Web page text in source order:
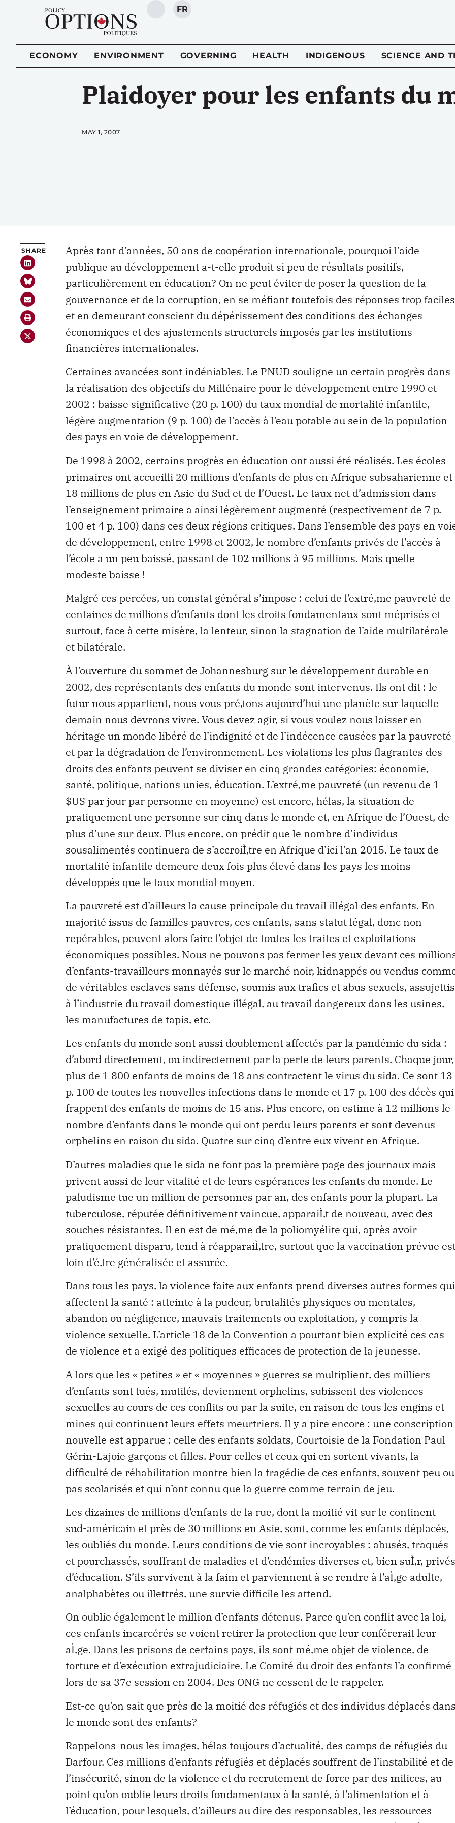
SEARCH
FR
ECONOMY ENVIRONMENT GOVERNING HEALTH INDIGENOUS SCIENCE AND
Plaidoyer pour les enfants du
MAY 1, 2007
SHARE
Après tant d’années, 50 ans de coopération internationale, pourquoi l’aide
publique au développement a-t-elle produit si peu de résultats positifs,
particulièrement en éducation? On ne peut éviter de poser la question de la
gouvernance et de la corruption, en se méfiant toutefois des réponses trop faciles
et en demeurant conscient du dépérissement des conditions des échanges
économiques et des ajustements structurels imposés par les institutions
financières internationales.
Certaines avancées sont indéniables. Le PNUD souligne un certain progrès dans
la réalisation des objectifs du Millénaire pour le développement entre 1990 et
2002 : baisse significative (20 p. 100) du taux mondial de mortalité infantile,
légère augmentation (9 p. 100) de l’accès à l’eau potable au sein de la population
des pays en voie de développement.
De 1998 à 2002, certains progrès en éducation ont aussi été réalisés. Les écoles
primaires ont accueilli 20 millions d’enfants de plus en Afrique subsaharienne et
18 millions de plus en Asie du Sud et de l’Ouest. Le taux net d’admission dans
l’enseignement primaire a ainsi légèrement augmenté (respectivement de 7 p.
100 et 4 p. 100) dans ces deux régions critiques. Dans l’ensemble des pays en
de développement, entre 1998 et 2002, le nombre d’enfants privés de l’accès à
l’école a un peu baissé, passant de 102 millions à 95 millions. Mais quelle
modeste baisse !
Malgré ces percées, un constat général s’impose : celui de l’extré‚me pauvreté de
centaines de millions d’enfants dont les droits fondamentaux sont méprisés et
surtout, face à cette misère, la lenteur, sinon la stagnation de l’aide multilatérale
et bilatérale.
À l’ouverture du sommet de Johannesburg sur le développement durable en
2002, des représentants des enfants du monde sont intervenus. Ils ont dit : le
futur nous appartient, nous vous pré‚tons aujourd’hui une planète sur laquelle
demain nous devrons vivre. Vous devez agir, si vous voulez nous laisser en
héritage un monde libéré de l’indignité et de l’indécence causées par la pauvreté
et par la dégradation de l’environnement. Les violations les plus flagrantes des
droits des enfants peuvent se diviser en cinq grandes catégories: économie,
santé, politique, nations unies, éducation. L’extré‚me pauvreté (un revenu de 1
$US par jour par personne en moyenne) est encore, hélas, la situation de
pratiquement une personne sur cinq dans le monde et, en Afrique de l’Ouest, de
plus d’une sur deux. Plus encore, on prédit que le nombre d’individus
sousalimentés continuera de s’accroiÌ‚tre en Afrique d’ici l’an 2015. Le taux de
mortalité infantile demeure deux fois plus élevé dans les pays les moins
développés que le taux mondial moyen.
La pauvreté est d’ailleurs la cause principale du travail illégal des enfants. En
majorité issus de familles pauvres, ces enfants, sans statut légal, donc non
repérables, peuvent alors faire l’objet de toutes les traites et exploitations
économiques possibles. Nous ne pouvons pas fermer les yeux devant ces
d’enfants-travailleurs monnayés sur le marché noir, kidnappés ou vendus
de véritables esclaves sans défense, soumis aux trafics et abus sexuels, assujettis
à l’industrie du travail domestique illégal, au travail dangereux dans les usines,
les manufactures de tapis, etc.
Les enfants du monde sont aussi doublement affectés par la pandémie du sida :
d’abord directement, ou indirectement par la perte de leurs parents. Chaque jour,
plus de 1 800 enfants de moins de 18 ans contractent le virus du sida. Ce sont 13
p. 100 de toutes les nouvelles infections dans le monde et 17 p. 100 des décès qui
frappent des enfants de moins de 15 ans. Plus encore, on estime à 12 millions le
nombre d’enfants dans le monde qui ont perdu leurs parents et sont devenus
orphelins en raison du sida. Quatre sur cinq d’entre eux vivent en Afrique.
D’autres maladies que le sida ne font pas la première page des journaux mais
privent aussi de leur vitalité et de leurs espérances les enfants du monde. Le
paludisme tue un million de personnes par an, des enfants pour la plupart. La
tuberculose, réputée définitivement vaincue, apparaiÌ‚t de nouveau, avec des
souches résistantes. Il en est de mé‚me de la poliomyélite qui, après avoir
pratiquement disparu, tend à réapparaiÌ‚tre, surtout que la vaccination prévue
loin d’é‚tre généralisée et assurée.
Dans tous les pays, la violence faite aux enfants prend diverses autres formes qui
affectent la santé : atteinte à la pudeur, brutalités physiques ou mentales,
abandon ou négligence, mauvais traitements ou exploitation, y compris la
violence sexuelle. L’article 18 de la Convention a pourtant bien explicité ces cas
de violence et a exigé des politiques efficaces de protection de la jeunesse.
A lors que les « petites » et « moyennes » guerres se multiplient, des milliers
d’enfants sont tués, mutilés, deviennent orphelins, subissent des violences
sexuelles au cours de ces conflits ou par la suite, en raison de tous les engins et
mines qui continuent leurs effets meurtriers. Il y a pire encore : une conscription
nouvelle est apparue : celle des enfants soldats, Courtoisie de la Fondation Paul
Gérin-Lajoie garçons et filles. Pour celles et ceux qui en sortent vivants, la
difficulté de réhabilitation montre bien la tragédie de ces enfants, souvent peu ou
pas scolarisés et qui n’ont connu que la guerre comme terrain de jeu.
Les dizaines de millions d’enfants de la rue, dont la moitié vit sur le continent
sud-américain et près de 30 millions en Asie, sont, comme les enfants déplacés,
les oubliés du monde. Leurs conditions de vie sont incroyables : abusés, traqués
et pourchassés, souffrant de maladies et d’endémies diverses et, bien suÌ‚r, privés
d’éducation. S’ils survivent à la faim et parviennent à se rendre à l’aÌ‚ge adulte,
analphabètes ou illettrés, une survie difficile les attend.
On oublie également le million d’enfants détenus. Parce qu’en conflit avec la loi,
ces enfants incarcérés se voient retirer la protection que leur conférerait leur
aÌ‚ge. Dans les prisons de certains pays, ils sont mé‚me objet de violence, de
torture et d’exécution extrajudiciaire. Le Comité du droit des enfants l’a confirmé
lors de sa 37e session en 2004. Des ONG ne cessent de le rappeler.
Est-ce qu’on sait que près de la moitié des réfugiés et des individus déplacés
le monde sont des enfants?
Rappelons-nous les images, hélas toujours d’actualité, des camps de réfugiés du
Darfour. Ces millions d’enfants réfugiés et déplacés souffrent de l’instabilité et de
l’insécurité, sinon de la violence et du recrutement de force par des milices, au
point qu’on oublie leurs droits fondamentaux à la santé, à l’alimentation et à
l’éducation, pour lesquels, d’ailleurs au dire des responsables, les ressources